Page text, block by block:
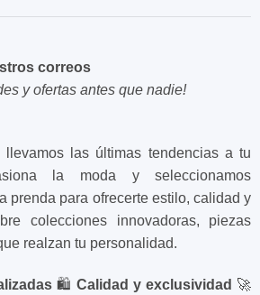
llevamos las últimas tendencias a tu
la moda y seleccionamos
prenda para ofrecerte estilo, calidad y
colecciones innovadoras, piezas
realzan tu personalidad.
🛍️Calidad y exclusividad 🚀
correos
y ofertas antes que nadie!